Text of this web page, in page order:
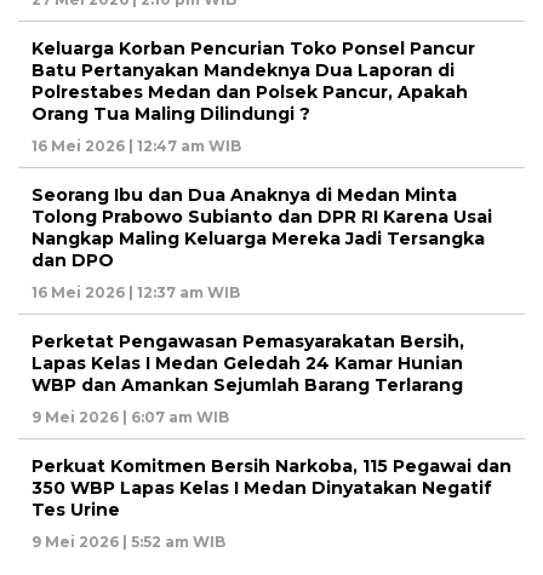
Keluarga Korban Pencurian Toko Ponsel Pancur
Batu Pertanyakan Mandeknya Dua Laporan di
Polrestabes Medan dan Polsek Pancur, Apakah
Orang Tua Maling Dilindungi ?
16 Mei 2026 | 12:47 am WIB
Seorang Ibu dan Dua Anaknya di Medan Minta
Tolong Prabowo Subianto dan DPR RI Karena Usai
Nangkap Maling Keluarga Mereka Jadi Tersangka
dan DPO
16 Mei 2026 | 12:37 am WIB
Perketat Pengawasan Pemasyarakatan Bersih,
Lapas Kelas I Medan Geledah 24 Kamar Hunian
WBP dan Amankan Sejumlah Barang Terlarang
9 Mei 2026 | 6:07 am WIB
Perkuat Komitmen Bersih Narkoba, 115 Pegawai dan
350 WBP Lapas Kelas I Medan Dinyatakan Negatif
Tes Urine
9 Mei 2026 | 5:52 am WIB